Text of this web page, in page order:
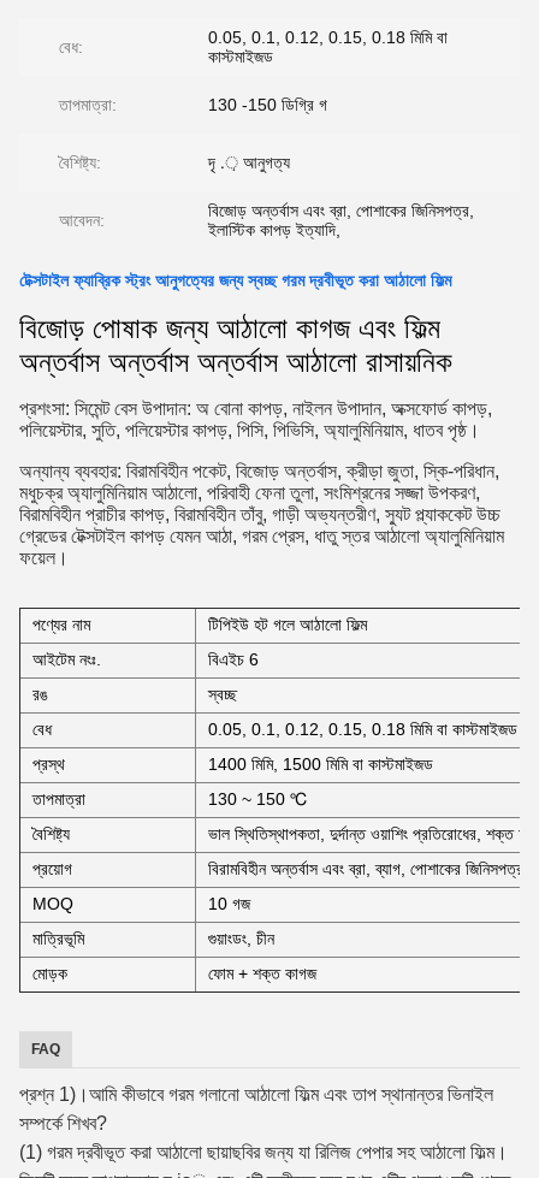
বেধ:
0.05, 0.1, 0.12, 0.15, 0.18 মিমি বা
কাস্টমাইজড
তাপমাত্রা: 130 -150 ডিগ্রি গ
বৈশিষ্ট্য: দৃ .় আনুগত্য
আবেদন:
বিজোড় অন্তর্বাস এবং ব্রা, পোশাকের জিনিসপত্র,
ইলাস্টিক কাপড় ইত্যাদি,
টেক্সটাইল ফ্যাব্রিক স্ট্রং আনুগত্যের জন্য স্বচ্ছ গরম দ্রবীভূত করা আঠালো ফিল্ম
বিজোড় পোষাক জন্য আঠালো কাগজ এবং ফিল্ম
অন্তর্বাস অন্তর্বাস অন্তর্বাস আঠালো রাসায়নিক
প্রশংসা: সিমেন্ট বেস উপাদান: অ বোনা কাপড়, নাইলন উপাদান, অক্সফোর্ড কাপড়,
পলিয়েস্টার, সুতি, পলিয়েস্টার কাপড়, পিসি, পিভিসি, অ্যালুমিনিয়াম, ধাতব পৃষ্ঠ।
অন্যান্য ব্যবহার: বিরামবিহীন পকেট, বিজোড় অন্তর্বাস, ক্রীড়া জুতা, স্কি-পরিধান,
মধুচক্র অ্যালুমিনিয়াম আঠালো, পরিবাহী ফেনা তুলা, সংমিশ্রনের সজ্জা উপকরণ,
বিরামবিহীন প্রাচীর কাপড়, বিরামবিহীন তাঁবু, গাড়ী অভ্যন্তরীণ, স্যুট প্ল্যাককেট উচ্চ
গ্রেডের টেক্সটাইল কাপড় যেমন আঠা, গরম প্রেস, ধাতু স্তর আঠালো অ্যালুমিনিয়াম
ফয়েল।
পণ্যের নাম
টিপিইউ হট গলে আঠালো ফিল্ম
আইটেম নংঃ.
বিএইচ 6
রঙ
স্বচ্ছ
বেধ
0.05, 0.1, 0.12, 0.15, 0.18 মিমি বা কাস্টমাইজড
প্রস্থ
1400 মিমি, 1500 মিমি বা কাস্টমাইজড
তাপমাত্রা
130 ~ 150 ℃
বৈশিষ্ট্য
ভাল স্থিতিস্থাপকতা, দুর্দান্ত ওয়াশিং প্রতিরোধের, শক্ত
প্রয়োগ
বিরামবিহীন অন্তর্বাস এবং ব্রা, ব্যাগ, পোশাকের জিনিসপত্র,
MOQ
10 গজ
মাত্রিভূমি
গুয়াংডং, চীন
মোড়ক
ফোম + শক্ত কাগজ
FAQ
প্রশ্ন 1)।আমি কীভাবে গরম গলানো আঠালো ফিল্ম এবং তাপ স্থানান্তর ভিনাইল
সম্পর্কে শিখব?
(1) গরম দ্রবীভূত করা আঠালো ছায়াছবির জন্য যা রিলিজ পেপার সহ আঠালো ফিল্ম।